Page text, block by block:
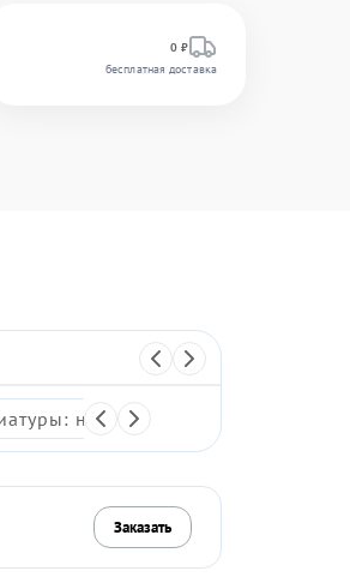
0 ₽
бесплатная доставка
неработающие клавиши,
Заказать